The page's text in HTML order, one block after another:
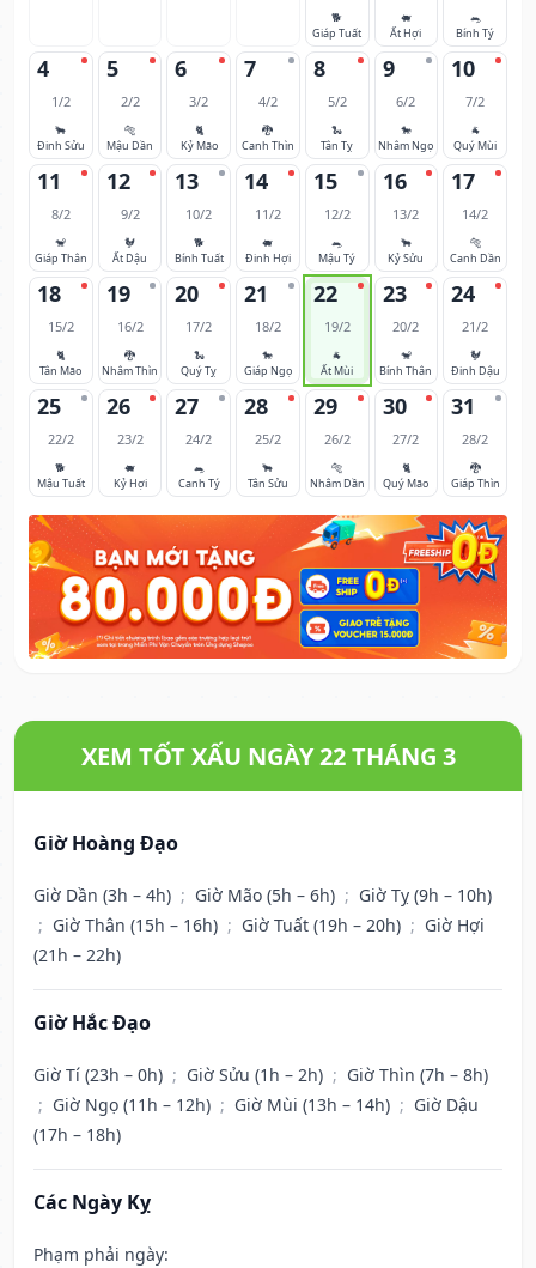
🐕
Giáp Tuất
🐖
Ất Hợi
🐀
Bính Tý
4
1/2
🐂
Đinh Sửu
5
2/2
🐅
Mậu Dần
6
3/2
🐈
Kỷ Mão
7
4/2
🐉
Canh Thìn
8
5/2
🐍
Tân Tỵ
9
6/2
🐎
Nhâm Ngọ
10
7/2
🐐
Quý Mùi
11
8/2
🐒
Giáp Thân
12
9/2
🐓
Ất Dậu
13
10/2
🐕
Bính Tuất
14
11/2
🐖
Đinh Hợi
15
12/2
🐀
Mậu Tý
16
13/2
🐂
Kỷ Sửu
17
14/2
🐅
Canh Dần
18
15/2
🐈
Tân Mão
19
16/2
🐉
Nhâm Thìn
20
17/2
🐍
Quý Tỵ
21
18/2
🐎
Giáp Ngọ
22
19/2
🐐
Ất Mùi
23
20/2
🐒
Bính Thân
24
21/2
🐓
Đinh Dậu
25
22/2
🐕
Mậu Tuất
26
23/2
🐖
Kỷ Hợi
27
24/2
🐀
Canh Tý
28
25/2
🐂
Tân Sửu
29
26/2
🐅
Nhâm Dần
30
27/2
🐈
Quý Mão
31
28/2
🐉
Giáp Thìn
XEM TỐT XẤU NGÀY 22 THÁNG 3
Giờ Hoàng Đạo
Giờ Dần (3h – 4h) ; Giờ Mão (5h – 6h) ; Giờ Tỵ (9h – 10h)
; Giờ Thân (15h – 16h) ; Giờ Tuất (19h – 20h) ; Giờ Hợi
(21h – 22h)
Giờ Hắc Đạo
Giờ Tí (23h – 0h) ; Giờ Sửu (1h – 2h) ; Giờ Thìn (7h – 8h)
; Giờ Ngọ (11h – 12h) ; Giờ Mùi (13h – 14h) ; Giờ Dậu
(17h – 18h)
Các Ngày Kỵ
Phạm phải ngày: